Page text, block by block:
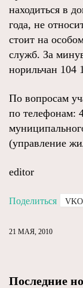
находиться в
года, не
стоит на
служб. За
норильчан 104
По вопросам
по телефонам:
(управление
editor
Поделиться
21 МАЯ, 2010
Последние